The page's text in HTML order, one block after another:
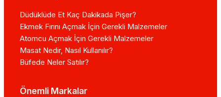
Düdüklüde Et Kaç Dakikada Pişer?
Ekmek Fırını Açmak İçin Gerekli Malzemeler
Atomcu Açmak İçin Gerekli Malzemeler
Masat Nedir, Nasıl Kullanılır?
Büfede Neler Satılır?
Önemli Markalar